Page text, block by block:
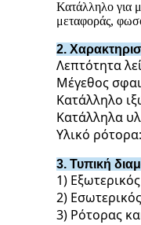
Κατάλληλο για
μεταφοράς,
2.
Λεπτότητα
Μέγεθος
Κατάλληλο
Κατάλληλα
Υλικό
3. Τυπική
1)
2)
3) Ρότορας